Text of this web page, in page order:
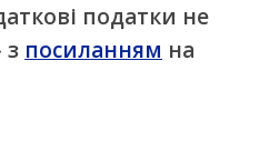
податки не
з посиланням на